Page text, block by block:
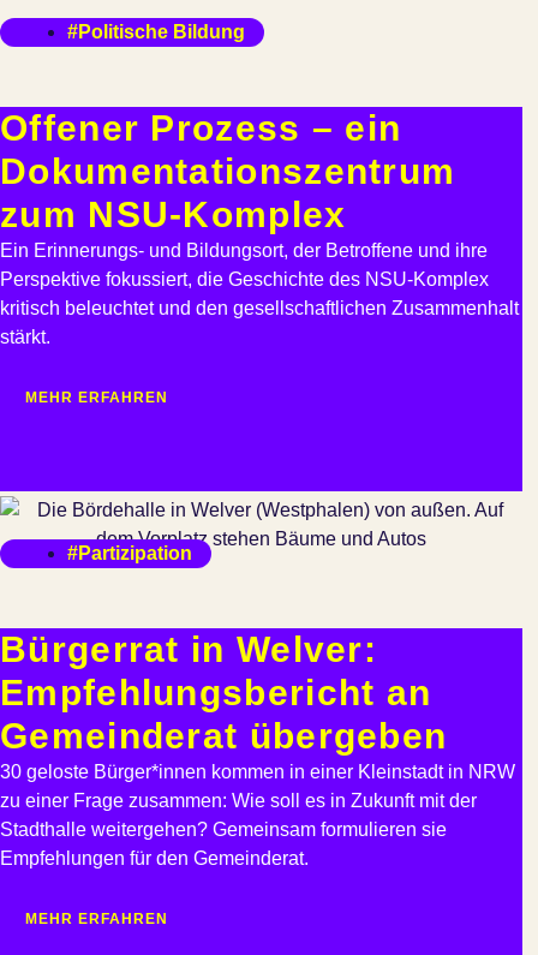
#Politische Bildung
Offener Prozess – ein
Dokumen­tations­zentrum
zum NSU-Komplex
Ein Erinnerungs- und Bildungsort, der Betroffene und ihre
Perspektive fokussiert, die Geschichte des NSU-Komplex
kritisch beleuchtet und den gesellschaftlichen Zusammenhalt
stärkt.
MEHR ERFAHREN
#Partizipation
Bürgerrat in Welver:
Empfehlungsbericht an
Gemeinderat übergeben
30 geloste Bürger*innen kommen in einer Kleinstadt in NRW
zu einer Frage zusammen: Wie soll es in Zukunft mit der
Stadthalle weitergehen? Gemeinsam formulieren sie
Empfehlungen für den Gemeinderat.
MEHR ERFAHREN